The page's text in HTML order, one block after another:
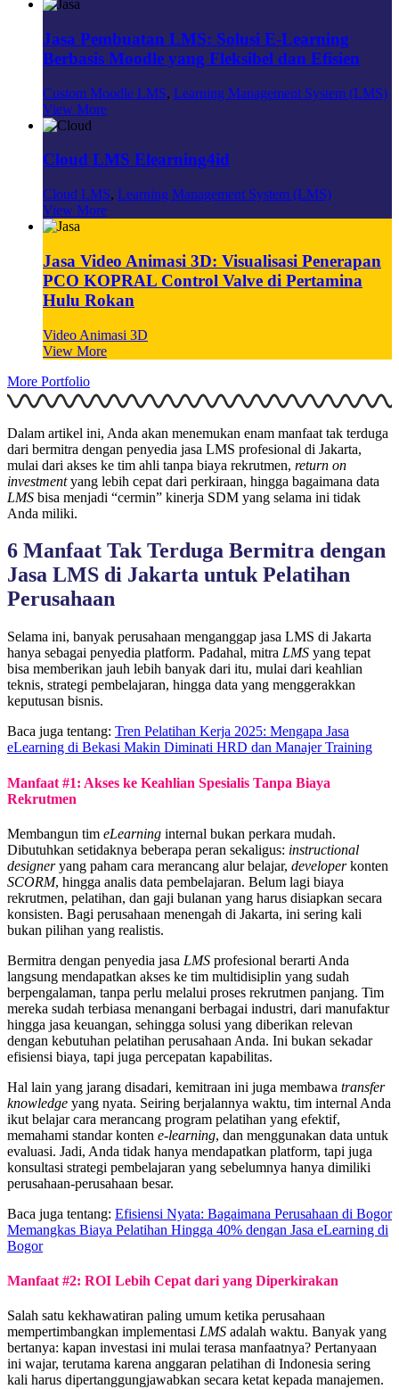
Jasa Pembuatan LMS: Solusi E-Learning
Berbasis Moodle yang Fleksibel dan Efisien
Custom Moodle LMS, Learning Management System (LMS)
View More
Cloud LMS Elearning4id
Cloud LMS, Learning Management System (LMS)
View More
Jasa Video Animasi 3D: Visualisasi Penerapan
PCO KOPRAL Control Valve di Pertamina
Hulu Rokan
Video Animasi 3D
View More
More Portfolio
Dalam artikel ini, Anda akan menemukan enam manfaat tak terduga
dari bermitra dengan penyedia jasa LMS profesional di Jakarta,
mulai dari akses ke tim ahli tanpa biaya rekrutmen, return on
investmentyang lebih cepat dari perkiraan, hingga bagaimana data
LMS bisa menjadi “cermin” kinerja SDM yang selama ini tidak
Anda miliki.
6 Manfaat Tak Terduga Bermitra dengan
Jasa LMS di Jakarta untuk Pelatihan
Perusahaan
Selama ini, banyak perusahaan menganggap jasa LMS di Jakarta
hanya sebagai penyedia platform. Padahal, mitra LMS yang tepat
bisa memberikan jauh lebih banyak dari itu, mulai dari keahlian
teknis, strategi pembelajaran, hingga data yang menggerakkan
keputusan bisnis.
Baca juga tentang: Tren Pelatihan Kerja 2025: Mengapa Jasa
eLearning di Bekasi Makin Diminati HRD dan Manajer Training
Manfaat #1: Akses ke Keahlian Spesialis Tanpa Biaya
Rekrutmen
Membangun tim eLearning internal bukan perkara mudah.
Dibutuhkan setidaknya beberapa peran sekaligus: instructional
designeryang paham cara merancang alur belajar, developerkonten
SCORM, hingga analis data pembelajaran. Belum lagi biaya
rekrutmen, pelatihan, dan gaji bulanan yang harus disiapkan secara
konsisten. Bagi perusahaan menengah di Jakarta, ini sering kali
bukan pilihan yang realistis.
Bermitra dengan penyedia jasa LMS profesional berarti Anda
langsung mendapatkan akses ke tim multidisiplin yang sudah
berpengalaman, tanpa perlu melalui proses rekrutmen panjang. Tim
mereka sudah terbiasa menangani berbagai industri, dari manufaktur
hingga jasa keuangan, sehingga solusi yang diberikan relevan
dengan kebutuhan pelatihan perusahaan Anda. Ini bukan sekadar
efisiensi biaya, tapi juga percepatan kapabilitas.
Hal lain yang jarang disadari, kemitraan ini juga membawa transfer
knowledge yang nyata. Seiring berjalannya waktu, tim internal Anda
ikut belajar cara merancang program pelatihan yang efektif,
memahami standar konten e-learning, dan menggunakan data untuk
evaluasi. Jadi, Anda tidak hanya mendapatkan platform, tapi juga
konsultasi strategi pembelajaran yang sebelumnya hanya dimiliki
perusahaan-perusahaan besar.
Baca juga tentang: Efisiensi Nyata: Bagaimana Perusahaan di Bogor
Memangkas Biaya Pelatihan Hingga 40% dengan Jasa eLearning di
Bogor
Manfaat #2: ROI Lebih Cepat dari yang Diperkirakan
Salah satu kekhawatiran paling umum ketika perusahaan
mempertimbangkan implementasi LMS adalah waktu. Banyak yang
bertanya: kapan investasi ini mulai terasa manfaatnya? Pertanyaan
ini wajar, terutama karena anggaran pelatihan di Indonesia sering
kali harus dipertanggungjawabkan secara ketat kepada manajemen.